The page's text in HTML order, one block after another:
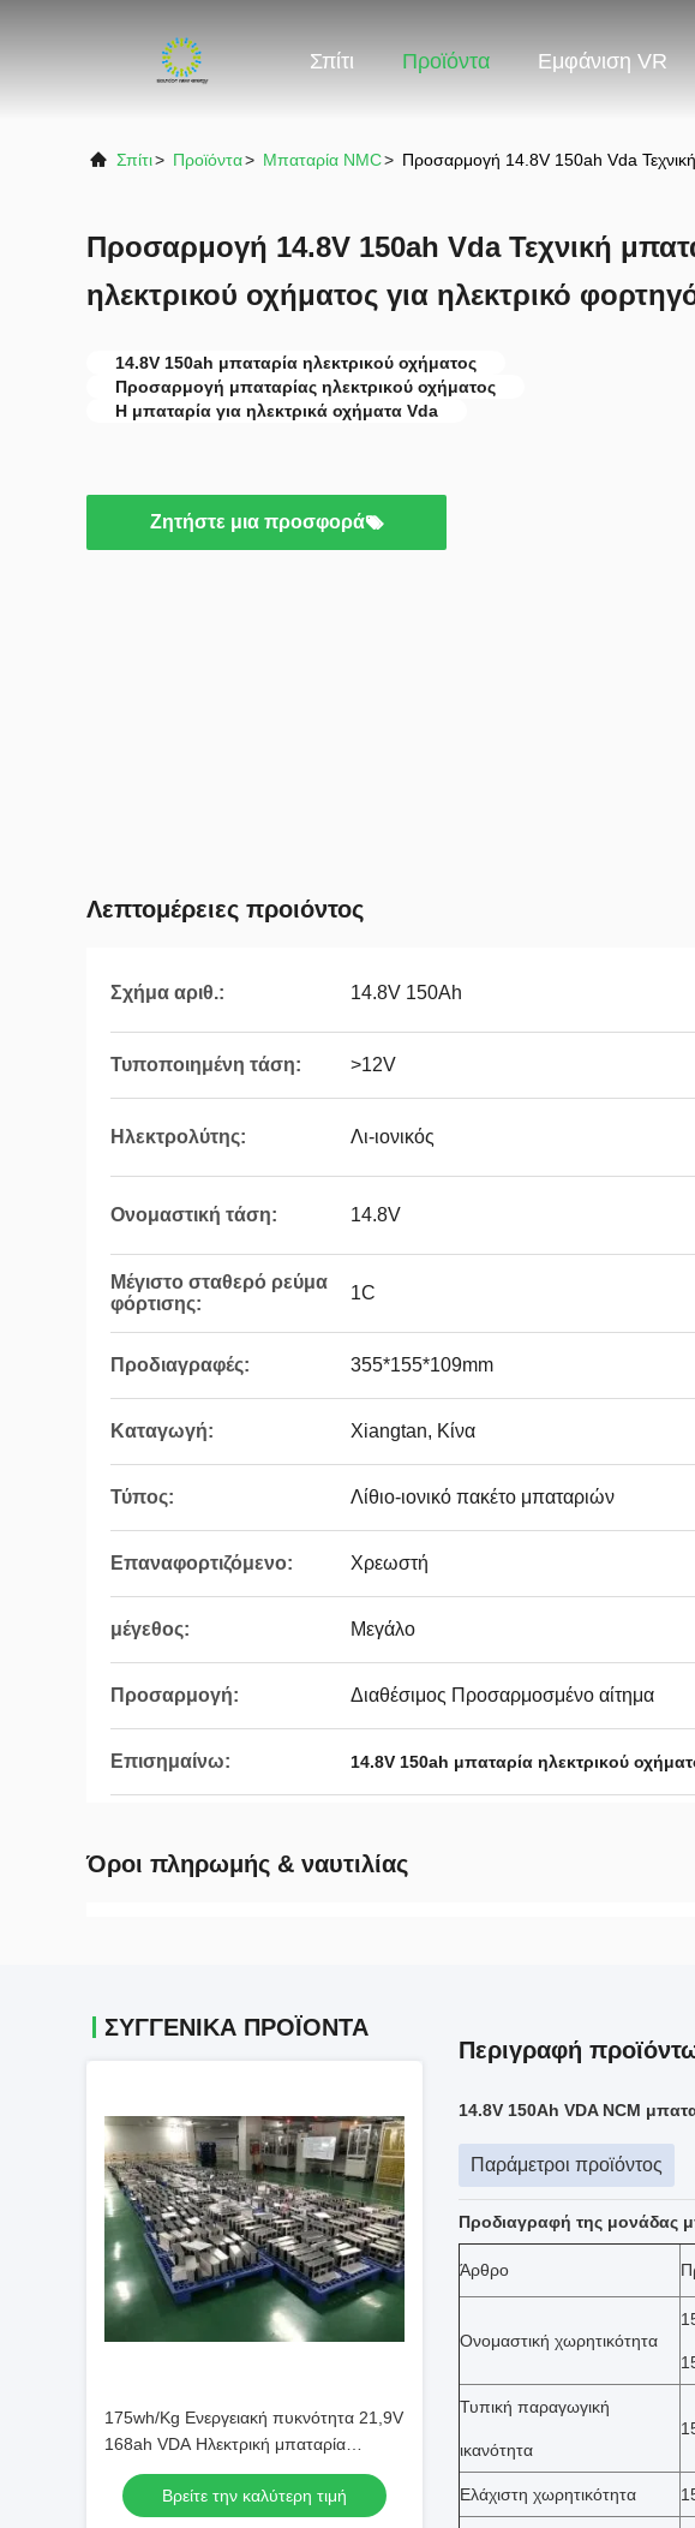
Σπίτι Προϊόντα Εμφάνιση VR
Σπίτι> Προϊόντα> Μπαταρία NMC> Προσαρμογή 14.8V 150ah Vda Τεχνική
Προσαρμογή 14.8V 150ah Vda Τεχνική
ηλεκτρικού οχήματος για ηλεκτρικό
14.8V 150ah μπαταρία ηλεκτρικού οχήματος
Προσαρμογή μπαταρίας ηλεκτρικού οχήματος
Η μπαταρία για ηλεκτρικά οχήματα Vda
Ζητήστε μια προσφορά
Λεπτομέρειες προιόντος
Σχήμα αριθ.: 14.8V 150Ah
Τυποποιημένη τάση: >12V
Ηλεκτρολύτης: Λι-ιονικός
Ονομαστική τάση: 14.8V
Μέγιστο σταθερό ρεύμα
φόρτισης:
1C
Προδιαγραφές: 355*155*109mm
Καταγωγή: Xiangtan, Κίνα
Τύπος: Λίθιο-ιονικό πακέτο μπαταριών
Επαναφορτιζόμενο: Χρεωστή
μέγεθος: Μεγάλο
Προσαρμογή: Διαθέσιμος Προσαρμοσμένο αίτημα
Επισημαίνω: 14.8V 150ah μπαταρία ηλεκτρικού
Όροι πληρωμής & ναυτιλίας
ΣΥΓΓΕΝΙΚΆ ΠΡΟΪΌΝΤΑ
175wh/Kg Ενεργειακή πυκνότητα 21,9V
168ah VDA Ηλεκτρική μπαταρία
οχήματος για ηλεκτρικά σκούτερ
Βρείτε την καλύτερη τιμή
Περιγραφή
14.8V 150Ah VDA NCM
Παράμετροι προϊόντος
Προδιαγραφή της μονάδας
Άρθρο
Ονομαστική χωρητικότητα
Τυπική παραγωγική
ικανότητα
Ελάχιστη χωρητικότητα